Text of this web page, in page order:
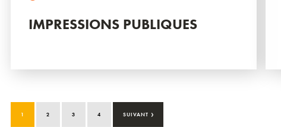
IMPRESSIONS PUBLIQUES
1 2 3 4 SUIVANT ›